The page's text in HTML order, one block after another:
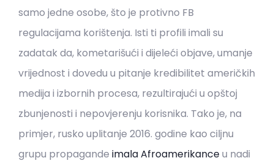
samo jedne osobe, što je protivno FB
regulacijama korištenja. Isti ti profili imali su
zadatak da, kometarišući i dijeleći objave, umanje
vrijednost i dovedu u pitanje kredibilitet američkih
medija i izbornih procesa, rezultirajući u opštoj
zbunjenosti i nepovjerenju korisnika. Tako je, na
primjer, rusko uplitanje 2016. godine kao ciljnu
grupu propagande imala Afroamerikanceu nadi